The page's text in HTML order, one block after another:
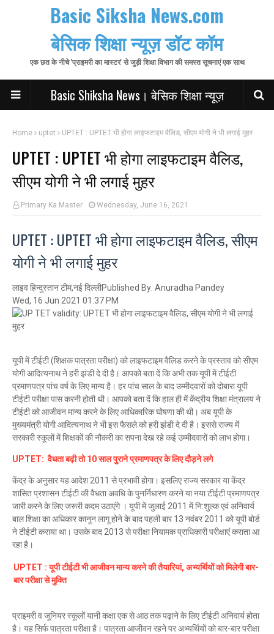
Basic Siksha News.com
बेसिक शिक्षा न्यूज़ डॉट कॉम
एक छत के नीचे 'प्राइमरी का मास्टर' से जुड़ी शिक्षा विभाग की समस्त सूचनाएं एक साथ
Basic Shiksha News। बेसिक शिक्षा न्यूज़
Home uptet UPTET : UPTET भी होगा लाइफटाइम वैलिड, सीएम योगी ने भी लगाई मुहर
UPTET : UPTET भी होगा लाइफटाइम वैलिड,
सीएम योगी ने भी लगाई मुहर
Primary Ka Master Wednesday, June 16, 2021
UPTET : UPTET भी होगा लाइफटाइम वैलिड, सीएम
योगी ने भी लगाई मुहर
लाइव हिन्दुस्तान टीम,नई दिल्लीPublished By: Anuradha Pandey
Wed, 16 Jun 2021 01:37 PM
यूपी में टीईटी (शिक्षक पात्रता परीक्षा) को लाइफटाइम वैलिड करने के प्रस्ताव को सीएम
योगी आदित्यनाथ ने हरी झंडी दे दी है। आपको बता दें कि अभी तक यूपी में टीईटी
प्रमाणपत्र पांच वर्ष के लिए मान्य है। हर पांच साल के बाद उम्मीदवारों को दोबारा यूपी
टीईटी परीक्षा पास करनी होती थी। आपको बता दें कि हाल ही में केंद्रीय शिक्षा मंत्रालय ने
टीईटी को आजीवन मान्य करने के लिए आधिकारिक घोषणा की थी। अब यूपी के
मुख्यमंत्री योगी आदित्यनाथ ने भी इस फैसले को हरी झंडी दे दी है। इससे राज्य में
सरकारी स्कूलों में शिक्षकों की नौकरी का सपना देख रहे कई उम्मीदवारों को लाभ होगा।
UPTET: वैधता बढ़ी तो 10 साल पुराने प्रमाणपत्र के लिए दौड़ने लगे
केंद्र के अनुसार यह आदेश 2011 से प्रभावी होगा। इसलिए राज्य सरकार या केंद्र
शासित प्रशासन टीईटी की वैधता अवधि के पुनर्निधारण करने या नया टीईटी प्रमाणपत्र
जारी करने के लिए जरूरी कदम उठाएंगे । यूपी में जुलाई 2011 में नि:शुल्क एवं अनिवार्य
बाल शिक्षा का अधिकार कानून लागू होने के बाद पहली बार 13 नवंबर 2011 को यूपी बोर्ड
ने टीईटी कराया था। उसके बाद 2013 से परीक्षा नियामक प्राधिकारी परीक्षाएं कराता आ
रहा है।
UPTET : यूपी टीईटी भी आजीवन मान्य करने की तैयारियां, अभ्यर्थियों को मिलेगी बार-
बार परीक्षा से मुक्ति
प्राइमरी व जूनियर स्कूलों यानी कक्षा एक से आठ तक पढ़ाने के लिए टीईटी अनिवार्य होता
है। यह सिर्फ पात्रता परीक्षा है। पात्रता आजीवन रहने पर अभ्यर्थियों को बार-बार परीक्षा